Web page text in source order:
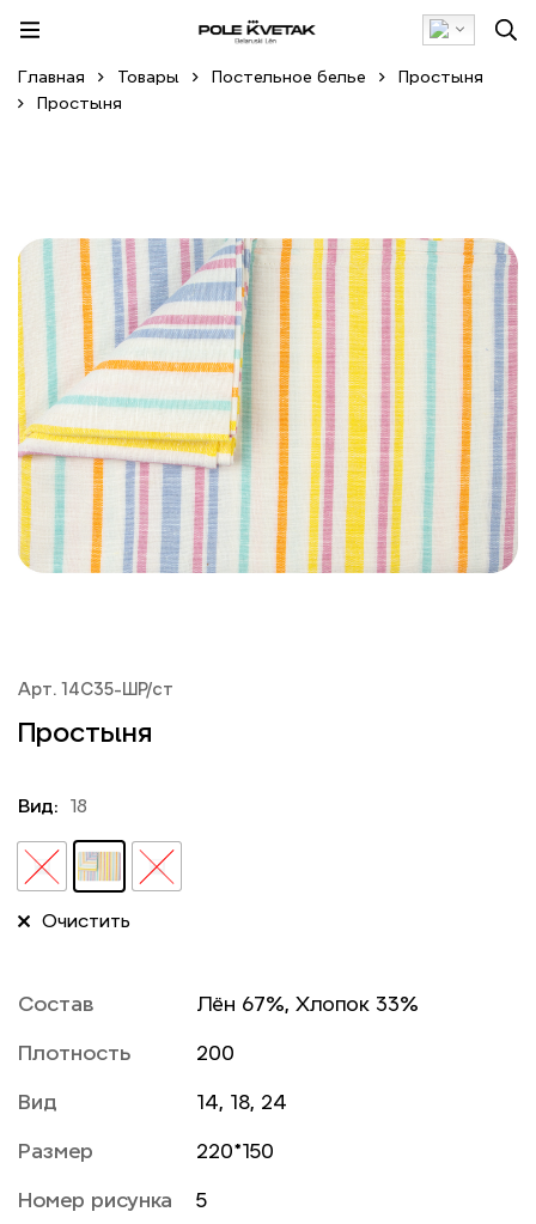
Главная Товары Постельное белье
Простыня
Простыня
Арт. 14С35-ШР/ст
Простыня
Вид: 18
Очистить
Состав Лён 67%, Хлопок 33%
Плотность 200
Вид 14, 18, 24
Размер 220*150
Номер рисунка 5